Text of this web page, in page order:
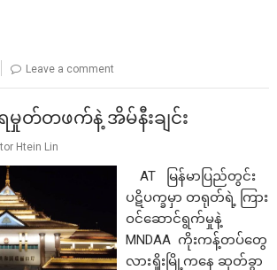
Leave a comment
မှုတ်တဖက်နဲ့ အိမ်နီးချင်း
Htein Lin
AT မြန်မာပြည်တွင်း
ပဋိပက္ခမှာ တရုတ်ရဲ့ ကြား
ဝင်ဆောင်ရွက်မှုနဲ့
MNDAA ကိုးကန့်တပ်တွေ
လားရှိုးမြို့ကနေ ဆုတ်ခွာ